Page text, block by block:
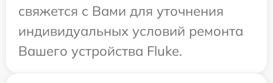
свяжется с Вами для уточнения
индивидуальных условий ремонта
Вашего устройства Fluke.